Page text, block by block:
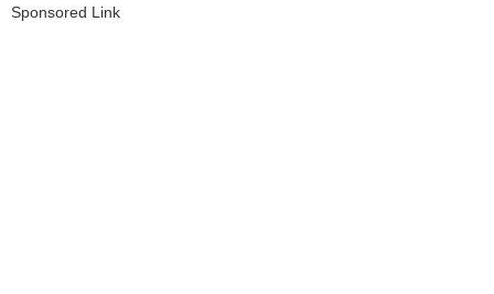
Sponsored Link